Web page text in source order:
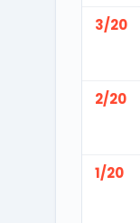
3/20
2/20
1/20